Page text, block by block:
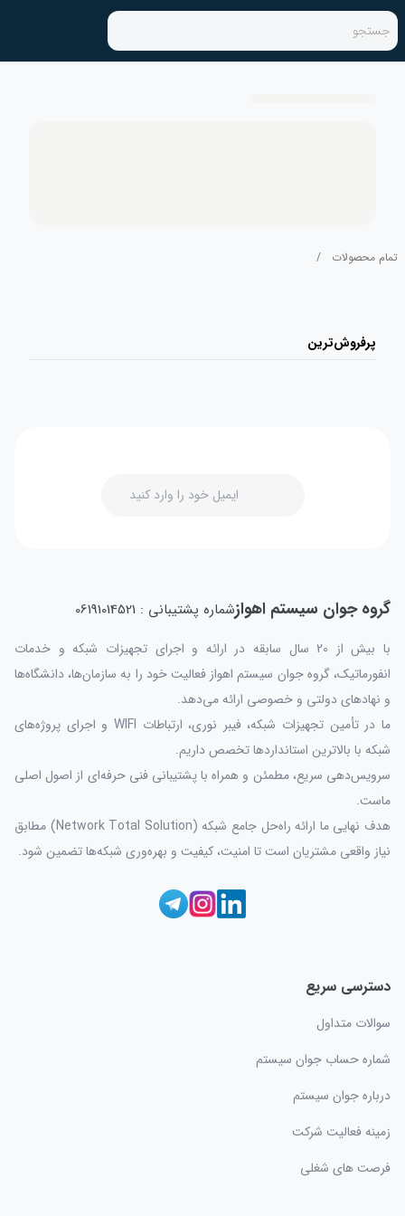
جستجو
تمام محصولات /
پرفروش‌ترین
گروه جوان سیستم اهوازشماره پشتیبانی : 06191014521
با بیش از 20 سال سابقه در ارائه و اجرای تجهیزات شبکه و خدمات
انفورماتیک، گروه جوان سیستم اهواز فعالیت خود را به سازمان‌ها، دانشگاه‌ها
و نهادهای دولتی و خصوصی ارائه می‌دهد.
ما در تأمین تجهیزات شبکه، فیبر نوری، ارتباطات WIFI و اجرای پروژه‌های
شبکه با بالاترین استانداردها تخصص داریم.
سرویس‌دهی سریع، مطمئن و همراه با پشتیبانی فنی حرفه‌ای از اصول اصلی
ماست.
هدف نهایی ما ارائه راه‌حل جامع شبکه (Network Total Solution) مطابق
نیاز واقعی مشتریان است تا امنیت، کیفیت و بهره‌وری شبکه‌ها تضمین شود.
دسترسی سریع
سوالات متداول
شماره حساب جوان سیستم
درباره جوان سیستم
زمینه فعالیت شرکت
فرصت های شغلی